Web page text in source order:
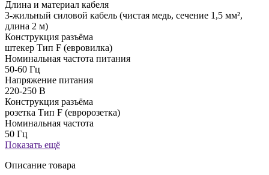
Длина и материал кабеля
3-жильный силовой кабель (чистая медь, сечение 1,5 мм²,
длина 2 м)
Конструкция разъёма
штекер Тип F (евровилка)
Номинальная частота питания
50-60 Гц
Напряжение питания
220-250 В
Конструкция разъёма
розетка Тип F (евророзетка)
Номинальная частота
50 Гц
Показать ещё
Описание товара